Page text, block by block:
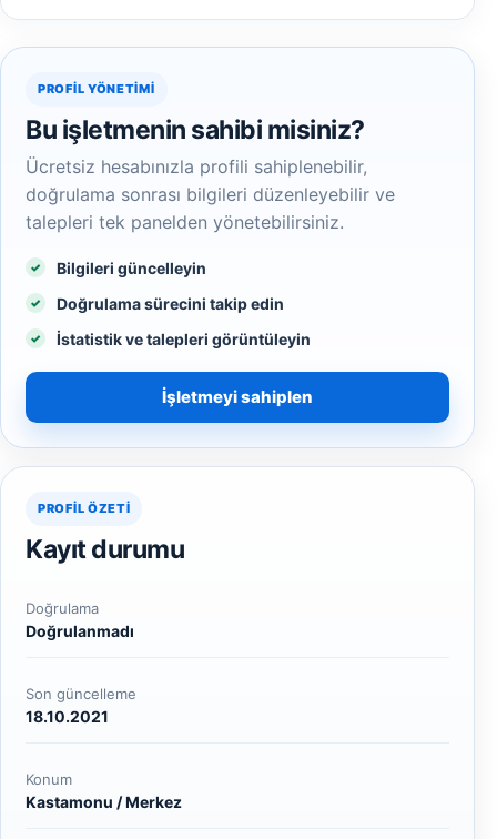
PROFIL YÖNETIMI
Bu işletmenin sahibi misiniz?
Ücretsiz hesabınızla profili sahiplenebilir,
doğrulama sonrası bilgileri düzenleyebilir ve
talepleri tek panelden yönetebilirsiniz.
Bilgileri güncelleyin
Doğrulama sürecini takip edin
İstatistik ve talepleri görüntüleyin
İşletmeyi sahiplen
PROFIL ÖZETI
Kayıt durumu
Doğrulama
Doğrulanmadı
Son güncelleme
18.10.2021
Konum
Kastamonu / Merkez